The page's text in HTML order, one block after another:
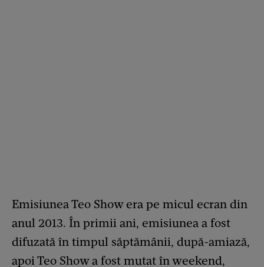
Emisiunea Teo Show era pe micul ecran din
anul 2013. În primii ani, emisiunea a fost
difuzată în timpul săptămânii, după-amiază,
apoi Teo Show a fost mutat în weekend,